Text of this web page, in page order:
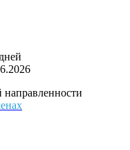
направленности